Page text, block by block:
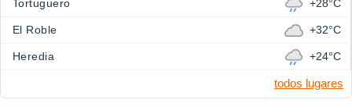
Tortuguero +28°C
El Roble +32°C
Heredia +24°C
todos lugares